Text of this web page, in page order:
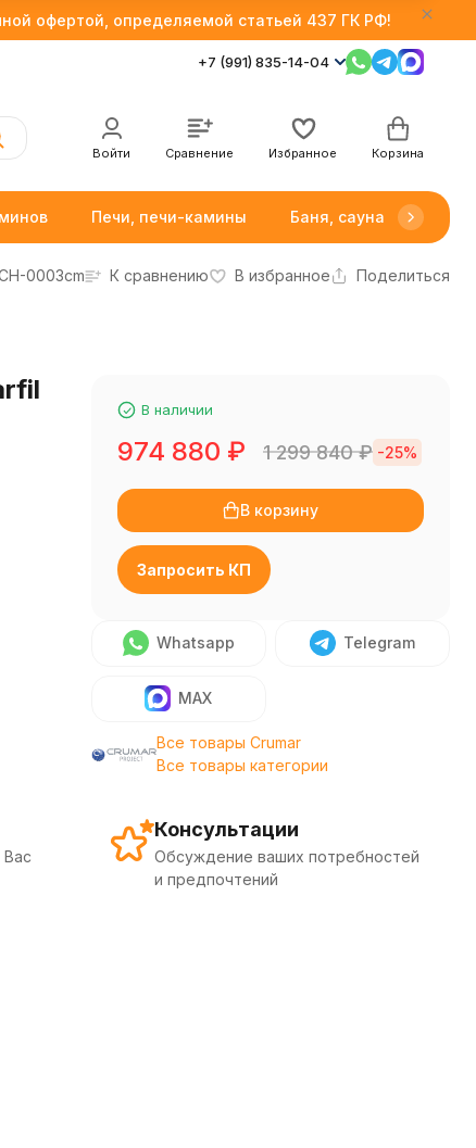
офертой, определяемой статьей 437 ГК РФ!
+7 (991) 835-14-04
Войти Сравнение Избранное Корзина
Печи, печи-камины Баня, сауна
0003cm К сравнению В избранное Поделиться
В наличии
974 880 ₽ 1 299 840₽ -25%
В корзину
Запросить КП
Whatsapp Telegram
MAX
Все товары Crumar
Все товары категории
Консультации
Обсуждение ваших потребностей
и предпочтений